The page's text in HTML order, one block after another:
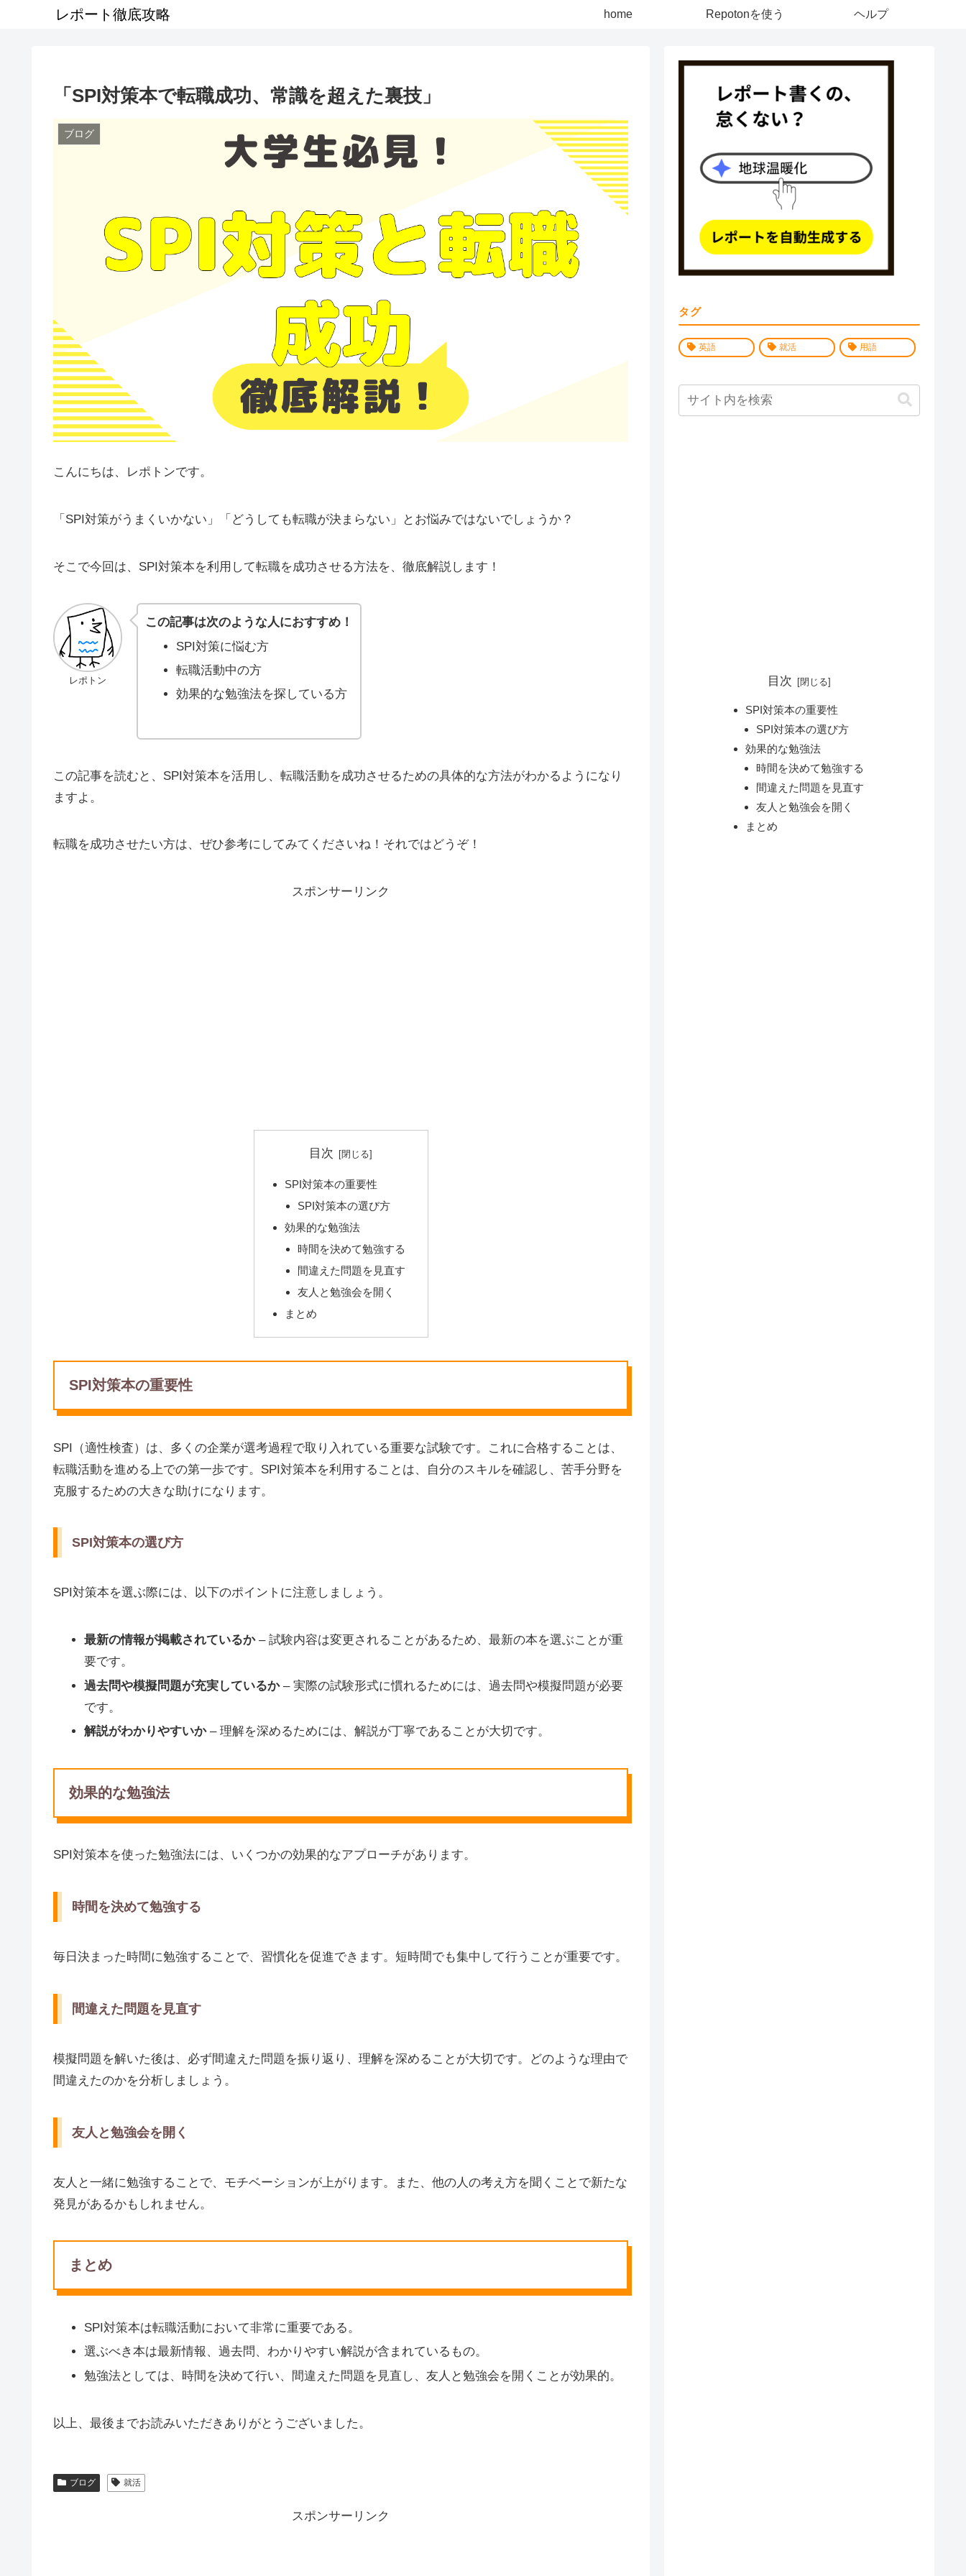
レポート徹底攻略 home Repotonを使う ヘルプ
「SPI対策本で転職成功、常識を超えた裏技」
ブログ
こんにちは、レポトンです。
「SPI対策がうまくいかない」「どうしても転職が決まらない」とお悩みではないでしょうか？
そこで今回は、SPI対策本を利用して転職を成功させる方法を、徹底解説します！
レポトン
この記事は次のような人におすすめ！
SPI対策に悩む方
転職活動中の方
効果的な勉強法を探している方
この記事を読むと、SPI対策本を活用し、転職活動を成功させるための具体的な方法がわかるようになり
ますよ。
転職を成功させたい方は、ぜひ参考にしてみてくださいね！それではどうぞ！
スポンサーリンク
目次
SPI対策本の重要性
SPI対策本の選び方
効果的な勉強法
時間を決めて勉強する
間違えた問題を見直す
友人と勉強会を開く
まとめ
SPI対策本の重要性
SPI（適性検査）は、多くの企業が選考過程で取り入れている重要な試験です。これに合格することは、
転職活動を進める上での第一歩です。SPI対策本を利用することは、自分のスキルを確認し、苦手分野を
克服するための大きな助けになります。
SPI対策本の選び方
SPI対策本を選ぶ際には、以下のポイントに注意しましょう。
最新の情報が掲載されているか– 試験内容は変更されることがあるため、最新の本を選ぶことが重
要です。
過去問や模擬問題が充実しているか– 実際の試験形式に慣れるためには、過去問や模擬問題が必要
です。
解説がわかりやすいか– 理解を深めるためには、解説が丁寧であることが大切です。
効果的な勉強法
SPI対策本を使った勉強法には、いくつかの効果的なアプローチがあります。
時間を決めて勉強する
毎日決まった時間に勉強することで、習慣化を促進できます。短時間でも集中して行うことが重要です。
間違えた問題を見直す
模擬問題を解いた後は、必ず間違えた問題を振り返り、理解を深めることが大切です。どのような理由で
間違えたのかを分析しましょう。
友人と勉強会を開く
友人と一緒に勉強することで、モチベーションが上がります。また、他の人の考え方を聞くことで新たな
発見があるかもしれません。
まとめ
SPI対策本は転職活動において非常に重要である。
選ぶべき本は最新情報、過去問、わかりやすい解説が含まれているもの。
勉強法としては、時間を決めて行い、間違えた問題を見直し、友人と勉強会を開くことが効果的。
以上、最後までお読みいただきありがとうございました。
ブログ 就活
スポンサーリンク
タグ
英語 就活 用語
目次
SPI対策本の重要性
SPI対策本の選び方
効果的な勉強法
時間を決めて勉強する
間違えた問題を見直す
友人と勉強会を開く
まとめ